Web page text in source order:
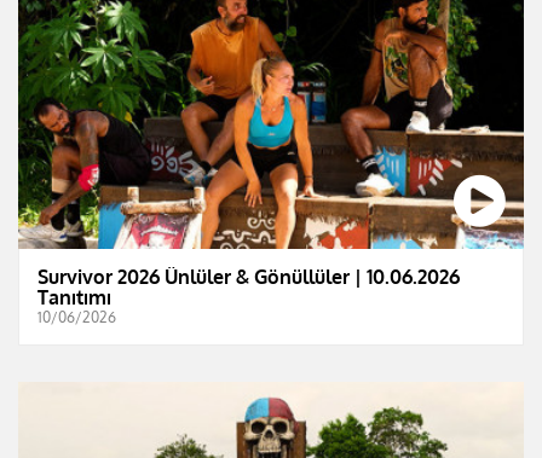
Survivor 2026 Ünlüler & Gönüllüler | 10.06.2026
Tanıtımı
10/06/2026